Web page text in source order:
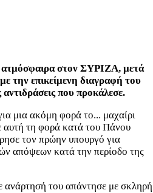
ατμόσφαιρα στον ΣΥΡΙΖΑ, μετά
με την επικείμενη διαγραφή του
που προκάλεσε.
μια ακόμη φορά το... μαχαίρι
αυτή τη φορά κατά του Πάνου
τον πρώην υπουργό για
απόψεων κατά την περίοδο της
ανάρτησή του απάντησε με σκληρή